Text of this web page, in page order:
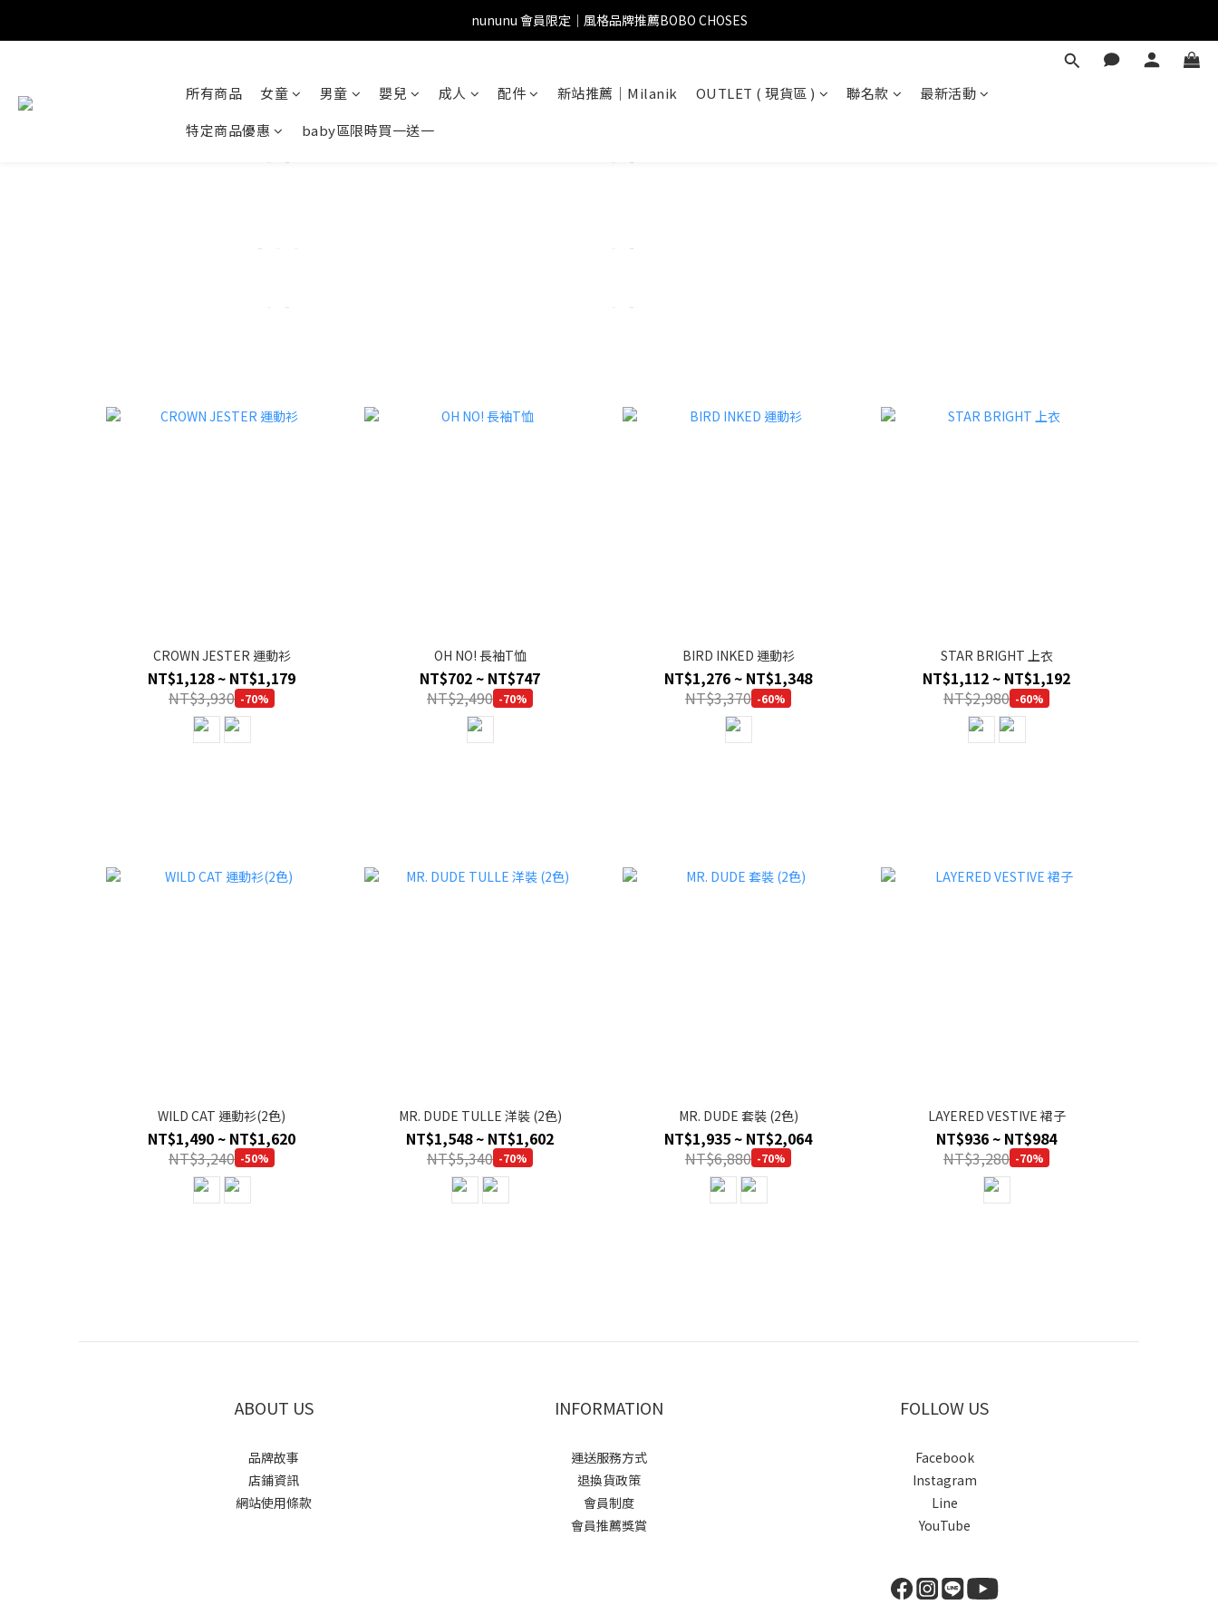
nununu 會員限定｜風格品牌推薦BOBO CHOSES
所有商品 女童 男童 嬰兒 成人 配件 新站推薦｜Milanik OUTLET ( 現貨區 ) 聯名款
最新活動
特定商品優惠
baby區限時買一送一
CROWN JESTER 運動衫
NT$1,128 ~ NT$1,179
NT$3,930 -70%
OH NO! 長袖T恤
NT$702 ~ NT$747
NT$2,490 -70%
BIRD INKED 運動衫
NT$1,276 ~ NT$1,348
NT$3,370 -60%
STAR BRIGHT 上衣
NT$1,112 ~ NT$1,192
NT$2,980 -60%
WILD CAT 運動衫(2色)
NT$1,490 ~ NT$1,620
NT$3,240 -50%
MR. DUDE TULLE 洋裝 (2色)
NT$1,548 ~ NT$1,602
NT$5,340 -70%
MR. DUDE 套裝 (2色)
NT$1,935 ~ NT$2,064
NT$6,880 -70%
LAYERED VESTIVE 裙子
NT$936 ~ NT$984
NT$3,280 -70%
ABOUT US
品牌故事
店鋪資訊
網站使用條款
INFORMATION
運送服務方式
退換貨政策
會員制度
會員推薦獎賞
FOLLOW US
Facebook
Instagram
Line
YouTube